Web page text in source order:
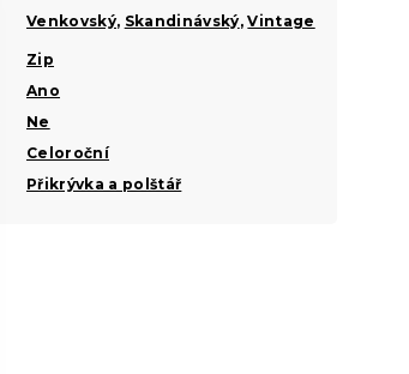
Venkovský, Skandinávský,Vintage
Zip
Ano
Ne
Celoroční
Přikrývka a polštář